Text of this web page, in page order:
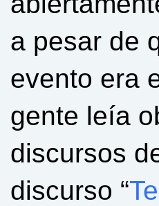
a pesar de
evento era
gente leía
discursos
discurso “